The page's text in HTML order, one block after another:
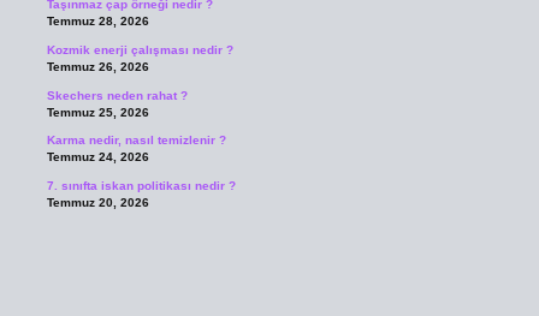
Taşınmaz çap örneği nedir ?
Temmuz 28, 2026
Kozmik enerji çalışması nedir ?
Temmuz 26, 2026
Skechers neden rahat ?
Temmuz 25, 2026
Karma nedir, nasıl temizlenir ?
Temmuz 24, 2026
7. sınıfta iskan politikası nedir ?
Temmuz 20, 2026